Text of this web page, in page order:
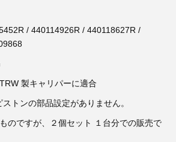
/ 440114926R / 440118627R /
製キャリパーに適合
トンの部品設定がありません。
のですが、２個セット １台分での販売で